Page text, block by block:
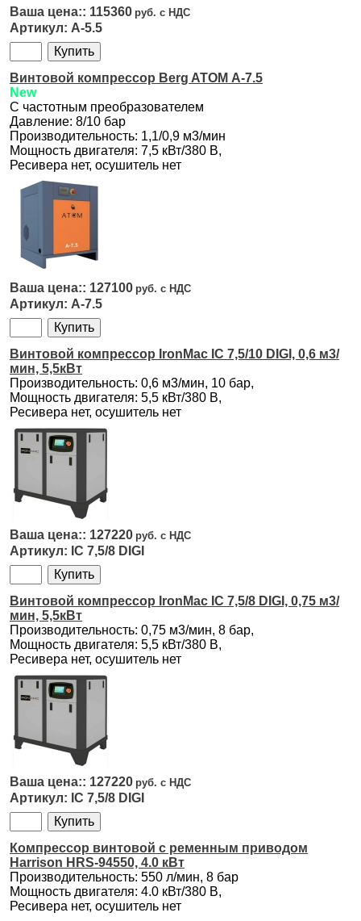
115360
А-5.5
Винтовой компрессор Berg ATOM А-7.5
New
С частотным преобразователем
Давление: 8/10 бар
Производительность: 1,1/0,9 м3/мин
Мощность двигателя: 7,5 кВт/380 В,
Ресивера нет, осушитель нет
127100
А-7.5
Винтовой компрессор IronMac IC 7,5/10 DIGI, 0,6 м3/
мин, 5,5кВт
Производительность: 0,6 м3/мин, 10 бар,
Мощность двигателя: 5,5 кВт/380 В,
Ресивера нет, осушитель нет
127220
IC 7,5/8 DIGI
Винтовой компрессор IronMac IC 7,5/8 DIGI, 0,75 м3/
мин, 5,5кВт
Производительность: 0,75 м3/мин, 8 бар,
Мощность двигателя: 5,5 кВт/380 В,
Ресивера нет, осушитель нет
127220
IC 7,5/8 DIGI
Компрессор винтовой с ременным приводом
Harrison HRS-94550, 4.0 кВт
Производительность: 550 л/мин, 8 бар
Мощность двигателя: 4.0 кВт/380 В,
Ресивера нет, осушитель нет